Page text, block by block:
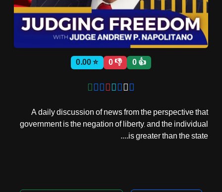
سوالات
متداول
👍 0
👎 0
⭐ 0.00
A daily discussion of news from the perspective that
government is the negation of liberty, and the individual
is greater than the state....